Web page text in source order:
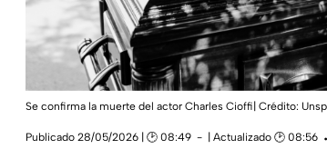
Se confirma la muerte del actor Charles Cioffi| Crédito:
Publicado 28/05/2026 | 🕑 08:49 | Actualizado 🕑 08:56